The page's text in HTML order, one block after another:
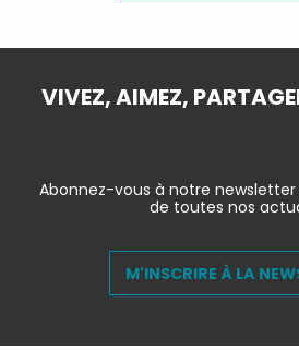
VIVEZ, AIMEZ,
Abonnez-vous à notre
de toutes nos
M'INSCRIRE À LA